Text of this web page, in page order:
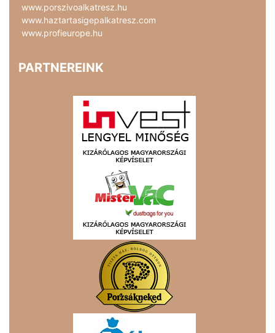
www.porszivoalkatresz.hu
www.haztartasigepalkatresz.com
www.profieurope.hu
PARTNEREINK